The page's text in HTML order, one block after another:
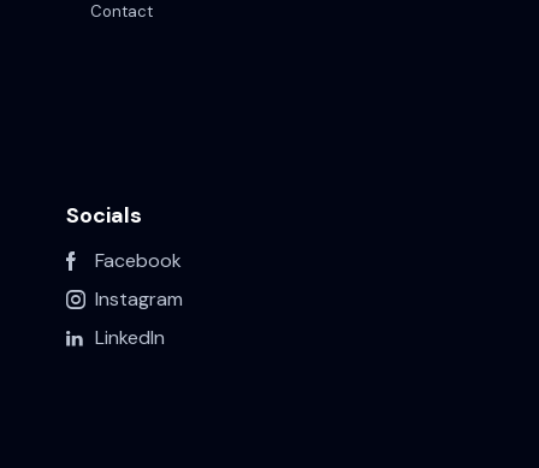
Contact
Socials
Facebook
Instagram
LinkedIn